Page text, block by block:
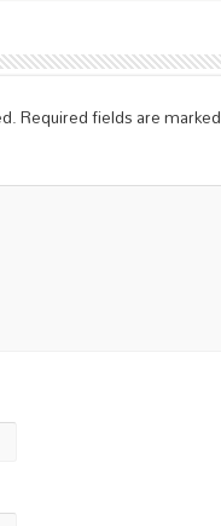
Required fields are marked